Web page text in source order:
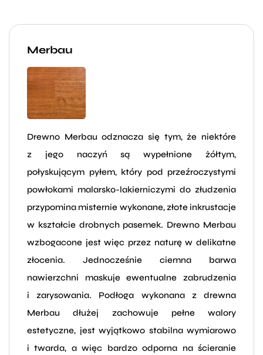
Merbau
Drewno Merbau odznacza się tym, że niektóre
z jego naczyń są wypełnione żółtym,
połyskującym pyłem, który pod przeźroczystymi
powłokami malarsko-lakierniczymi do złudzenia
przypomina misternie wykonane, złote inkrustacje
w kształcie drobnych pasemek. Drewno Merbau
wzbogacone jest więc przez naturę w delikatne
złocenia. Jednocześnie ciemna barwa
nawierzchni maskuje ewentualne zabrudzenia
i zarysowania. Podłoga wykonana z drewna
Merbau dłużej zachowuje pełne walory
estetyczne, jest wyjątkowo stabilna wymiarowo
i twarda, a więc bardzo odporna na ścieranie